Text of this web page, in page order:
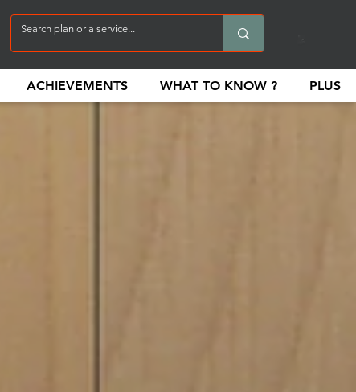
ACHIEVEMENTS WHAT TO KNOW ? PLUS